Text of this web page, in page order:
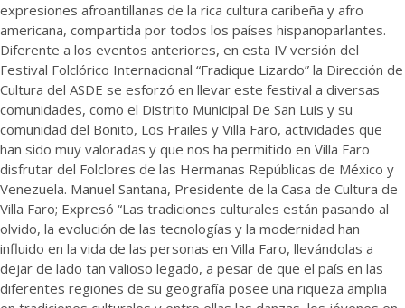
expresiones afroantillanas de la rica cultura caribeña y afro
americana, compartida por todos los países hispanoparlantes.
Diferente a los eventos anteriores, en esta IV versión del
Festival Folclórico Internacional “Fradique Lizardo” la Dirección de
Cultura del ASDE se esforzó en llevar este festival a diversas
comunidades, como el Distrito Municipal De San Luis y su
comunidad del Bonito, Los Frailes y Villa Faro, actividades que
han sido muy valoradas y que nos ha permitido en Villa Faro
disfrutar del Folclores de las Hermanas Repúblicas de México y
Venezuela. Manuel Santana, Presidente de la Casa de Cultura de
Villa Faro; Expresó “Las tradiciones culturales están pasando al
olvido, la evolución de las tecnologías y la modernidad han
influido en la vida de las personas en Villa Faro, llevándolas a
dejar de lado tan valioso legado, a pesar de que el país en las
diferentes regiones de su geografía posee una riqueza amplia